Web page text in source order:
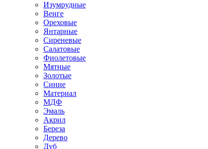
Изумрудные
Венге
Ореховые
Янтарные
Сиреневые
Салатовые
Фиолетовые
Мятные
Золотые
Синие
Материал
МДФ
Эмаль
Акрил
Береза
Дерево
Дуб